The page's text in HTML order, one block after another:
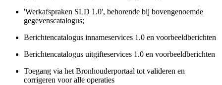
'Werkafspraken SLD 1.0', behorende bij bovengenoemde
gegevenscatalogus;
Berichtencatalogus innameservices 1.0 en voorbeeldberichten
Berichtencatalogus uitgifteservices 1.0 en voorbeeldberichten
Toegang via het Bronhouderportaal tot valideren en
corrigeren voor alle operaties